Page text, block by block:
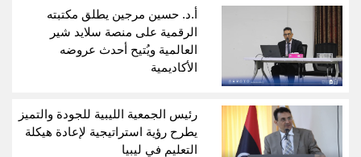
أ.د. حسين مرجين يطلق مكتبته
الرقمية على منصة سلايد شير
العالمية ويُتيح أحدث عروضه
الأكاديمية
رئيس الجمعية الليبية للجودة والتميز
يطرح رؤية استراتيجية لإعادة هيكلة
التعليم في ليبيا